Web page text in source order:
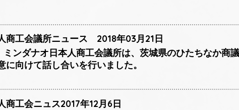
商工会議所ニュース 2018年03月21日
ミンダナオ日本人商工会議所は、茨城県のひたちなか商
に向けて話し合いを行いました。
商工会ニュス2017年12月6日